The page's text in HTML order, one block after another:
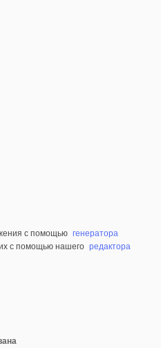
с помощью генератора
с помощью нашего редактора